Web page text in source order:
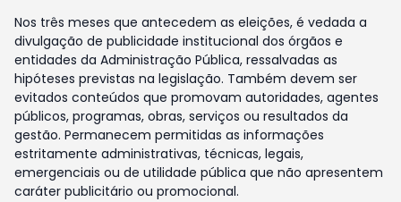
Nos três meses que antecedem as eleições, é vedada a
divulgação de publicidade institucional dos órgãos e
entidades da Administração Pública, ressalvadas as
hipóteses previstas na legislação. Também devem ser
evitados conteúdos que promovam autoridades, agentes
públicos, programas, obras, serviços ou resultados da
gestão. Permanecem permitidas as informações
estritamente administrativas, técnicas, legais,
emergenciais ou de utilidade pública que não apresentem
caráter publicitário ou promocional.